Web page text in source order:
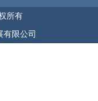
所有
限公司